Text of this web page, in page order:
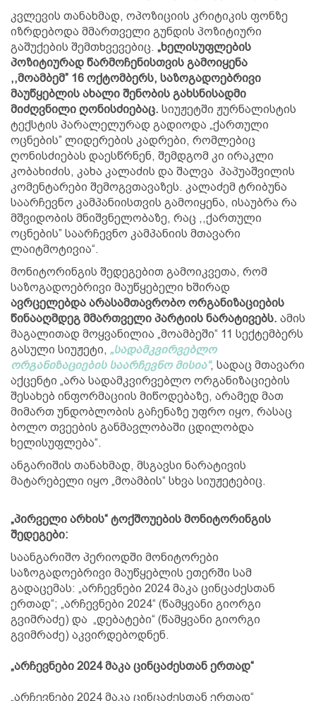
კვლევის თანახმად, ოპოზიციის კრიტიკის ფონზე
იზრდებოდა მმართველი გუნდის პოზიტიური
გაშუქების შემთხვევებიც. „ხელისუფლების
პოზიტიურად წარმოჩენისთვის გამოიყენა
,,მოამბემ” 16 ოქტომბერს, საზოგადოებრივი
მაუწყებლის ახალი შენობის გახსნისადმი
მიძღვნილი ღონისძიებაც. სიუჟეტში ჟურნალისტის
ტექსტის პარალელურად გადიოდა „ქართული
ოცნების” ლიდერების კადრები, რომლებიც
ღონისძიებას დაესწრნენ, შემდგომ კი ირაკლი
კობახიძის, კახა კალაძის და შალვა პაპუაშვილის
კომენტარები შემოგვთავაზეს. კალაძემ ტრიბუნა
საარჩევნო კამპანიისთვის გამოიყენა, ისაუბრა რა
მშვიდობის მნიშვნელობაზე, რაც ,,ქართული
ოცნების” საარჩევნო კამპანიის მთავარი
ლაიტმოტივია“.
მონიტორინგის შედეგებით გამოიკვეთა, რომ
საზოგადოებრივი მაუწყებელი ხშირად
ავრცელებდა არასამთავრობო ორგანიზაციების
წინააღმდეგ მმართველი პარტიის ნარატივებს. ამის
მაგალითად მოყვანილია „მოამბეში“ 11 სექტემბერს
გასული სიუჟეტი, „სადამკვირვებლო
ორგანიზაციების საარჩევნო მისია“, სადაც მთავარი
აქცენტი „არა სადამკვირვებლო ორგანიზაციების
შესახებ ინფორმაციის მიწოდებაზე, არამედ მათ
მიმართ უნდობლობის გაჩენაზე უფრო იყო, რასაც
ბოლო თვეების განმავლობაში ცდილობდა
ხელისუფლება“.
ანგარიშის თანახმად, მსგავსი ნარატივის
მატარებელი იყო „მოამბის“ სხვა სიუჟეტებიც.
„პირველი არხის“ ტოქშოუების მონიტორინგის
შედეგები:
საანგარიშო პერიოდში მონიტორები
საზოგადოებრივი მაუწყებლის ეთერში სამ
გადაცემას: „არჩევნები 2024 მაკა ცინცაძესთან
ერთად“; „არჩევნები 2024“ (წამყვანი გიორგი
გვიმრაძე) და „დებატები“ (წამყვანი გიორგი
გვიმრაძე) აკვირდებოდნენ.
„არჩევნები 2024 მაკა ცინცაძესთან ერთად“
„არჩევნები 2024 მაკა ცინცაძესთან ერთად“